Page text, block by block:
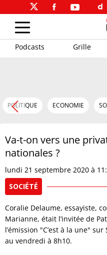
Podcasts Grille
POLITIQUE ECONOMIE
Va-t-on vers une
nationales ?
lundi 21 septembre 2020 à
SOCIÉTÉ
Coralie Delaume, essayiste,
Marianne, était l’invitée de
l’émission "C’est à la une"
au vendredi à 8h10.